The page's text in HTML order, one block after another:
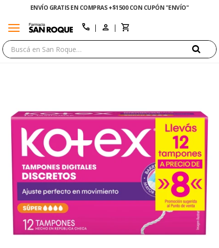
ENVÍO GRATIS EN COMPRAS +$1500 CON CUPÓN "ENVÍO"
menu call
close